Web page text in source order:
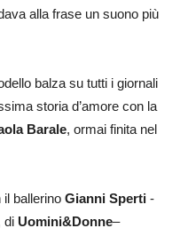
alla frase un suono più
balza su tutti i giornali
storia d’amore con la
Barale, ormai finita nel
ballerino Gianni Sperti -
di Uomini&Donne–